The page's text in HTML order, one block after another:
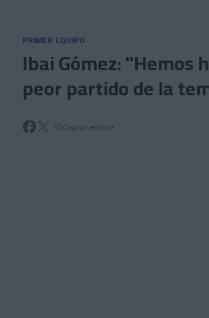
PRIMER EQUIPO
Ibai Gómez: "Hemos
peor partido de la
Copiar enlace